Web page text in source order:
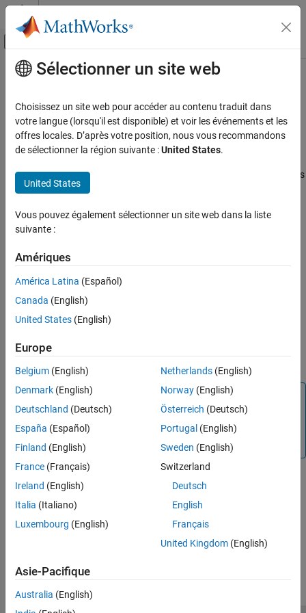
Passer au contenu
Activer/désactiver l'affichage du menu
Accueil de la documentation
Embedded Coder
Deployment, Integration, and Supported
Hardware
ARM Cortex-R Processors
Open the Block Library for Texas Instruments
ON THIS PAGE
See Also
Contenu principal
Open the Block Library for
InstrumentsHercules RM57Lx
LaunchPad
Cortex®-R Processors
, you can open the block library for the Texas
Instruments®
In the MATLAB
Support Package for ARM Cortex-R Processors
In the MATLAB Command Window, enter
Note
The block library provided is only supported on the Texas
Instruments Hercules RM57Lx LaunchPad hardware
board.
See Also
Digital Read|
How useful was this information?
Sélectionner un site web
Choisissez un site web pour accéder au contenu traduit dans
votre langue (lorsqu'il est disponible) et voir les événements et les
offres locales. D’après votre position, nous vous recommandons
de sélectionner la région suivante :United States.
United States
Vous pouvez également sélectionner un site web dans la liste
suivante :
Amériques
América Latina (Español)
Canada (English)
United States (English)
Europe
Belgium (English)
Denmark (English)
Deutschland (Deutsch)
España (Español)
Finland (English)
France (Français)
Ireland (English)
Italia (Italiano)
Luxembourg (English)
Netherlands(English)
Norway(English)
Österreich (Deutsch)
Portugal (English)
Sweden (English)
Switzerland
Deutsch
English
Français
United Kingdom(English)
Asie-Pacifique
Australia (English)